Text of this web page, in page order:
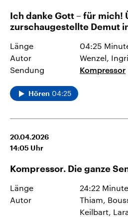
Ich danke Gott – für mich!
zurschaugestellte Demut
Länge
04:25
Autor
Wenzel,
Sendung
Kompressor
Hören 04:25
20.04.2026
14:05 Uhr
Kompressor. Die ganze
Länge
24:22
Autor
Thiam,
Keilbart,